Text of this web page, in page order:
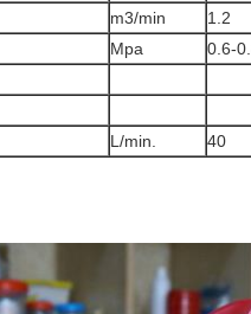
m3/min 1.2
Mpa 0.6-
L/min. 40